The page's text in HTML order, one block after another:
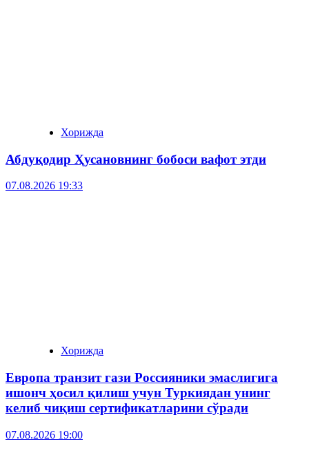
Хорижда
Абдуқодир Ҳусановнинг бобоси вафот этди
07.08.2026 19:33
Хорижда
Европа транзит гази Россияники эмаслигига
ишонч ҳосил қилиш учун Туркиядан унинг
келиб чиқиш сертификатларини сўради
07.08.2026 19:00